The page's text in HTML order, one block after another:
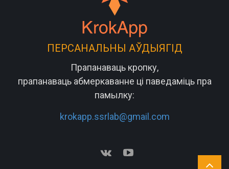
ПЕРСАНАЛЬНЫ АЎДЫЯГІД
Прапанаваць кропку,
прапанаваць абмеркаванне ці паведаміць пра
памылку:
krokapp.ssrlab@gmail.com